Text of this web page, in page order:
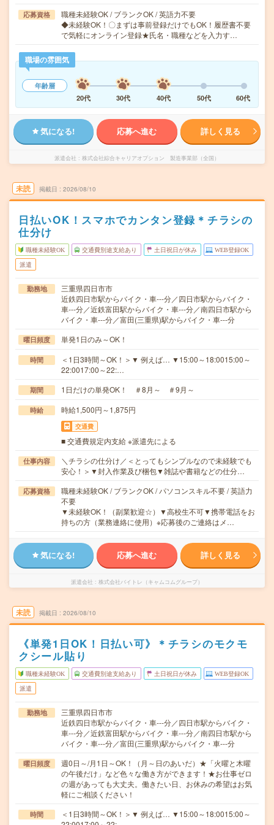
応募資格
職種未経験OK / ブランクOK / 英語力不要
◆未経験OK！〇まずは事前登録だけでもOK！履歴書不要
で気軽にオンライン登録★氏名・職種などを入力す…
職場の雰囲気
年齢層
20代
30代 40代 50代 60代
気になる! 応募へ進む 詳しく見る
派遣会社 株式会社綜合キャリアオプション 製造事業部（全国）
未読 掲載日 2026/08/10
日払いOK！スマホでカンタン登録＊チラシの
仕分け
職種未経験OK 交通費別途支給あり 土日祝日が休み WEB登録OK
派遣
勤務地
三重県四日市市
近鉄四日市駅からバイク・車---分／四日市駅からバイク・
車---分／近鉄富田駅からバイク・車---分／南四日市駅から
バイク・車---分／富田(三重県)駅からバイク・車---分
曜日頻度 単発1日のみ～OK！
時間
＜1日3時間～OK！＞▼ 例えば… ▼15:00～18:0015:00～
22:0017:00～22:…
期間 1日だけの単発OK！ ＃8月～ ＃9月～
時給 時給1,500円～1,875円
交通費
■ 交通費規定内支給 ※派遣先による
仕事内容
＼チラシの仕分け／＜とってもシンプルなので未経験でも
安心！＞▼封入作業及び梱包▼雑誌や書籍などの仕分…
応募資格
職種未経験OK / ブランクOK / パソコンスキル不要 / 英語力
不要
▼未経験OK！（副業歓迎☆）▼高校生不可▼携帯電話をお
持ちの方（業務連絡に使用）※応募後のご連絡はメ…
気になる! 応募へ進む 詳しく見る
派遣会社 株式会社バイトレ（キャムコムグループ）
未読 掲載日 2026/08/10
《単発1日OK！日払い可》＊チラシのモクモ
クシール貼り
職種未経験OK 交通費別途支給あり 土日祝日が休み WEB登録OK
派遣
勤務地
三重県四日市市
近鉄四日市駅からバイク・車---分／四日市駅からバイク・
車---分／近鉄富田駅からバイク・車---分／南四日市駅から
バイク・車---分／富田(三重県)駅からバイク・車---分
曜日頻度
週0日～/月1日～OK！（月～日のあいだ）★「火曜と木曜
の午後だけ」など色々な働き方ができます！★お仕事ゼロ
の週があっても大丈夫。働きたい日、お休みの希望はお気
軽にご相談ください！
時間
＜1日3時間～OK！＞▼ 例えば… ▼15:00～18:0015:00～